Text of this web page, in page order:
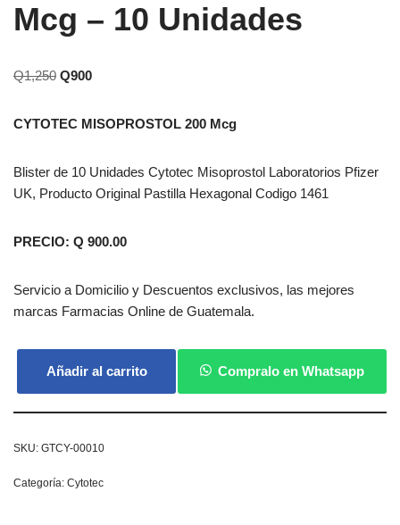
Mcg – 10 Unidades
Q1,250 Q900
CYTOTEC MISOPROSTOL 200 Mcg
Blister de 10 Unidades Cytotec Misoprostol Laboratorios Pfizer
UK, Producto Original Pastilla Hexagonal Codigo 1461
PRECIO: Q 900.00
Servicio a Domicilio y Descuentos exclusivos, las mejores
marcas Farmacias Online de Guatemala.
Añadir al carrito Compralo en Whatsapp
SKU: GTCY-00010
Categoría: Cytotec